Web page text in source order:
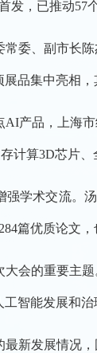
发，已推动57
委、副市长
展品集中亮相
AI产品，上海
计算3D芯片
强学术交流。
篇优质论文
大会的重要主
智能发展和
最新发展情况